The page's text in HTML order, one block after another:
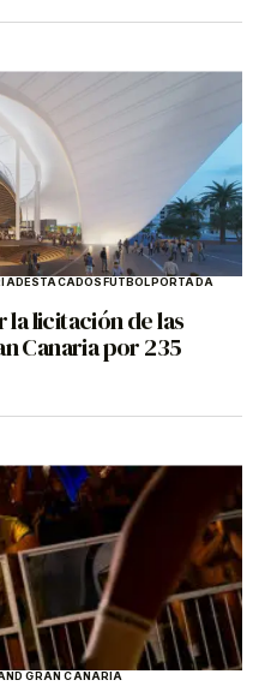
DESTACADOS FÚTBOL PORTADA
la licitación de las
Canaria por 235
GRAN CANARIA